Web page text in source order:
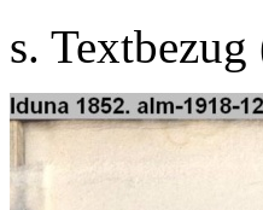
s.